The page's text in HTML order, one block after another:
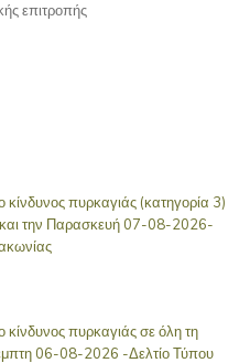
επιτροπής
κίνδυνος πυρκαγιάς (κατηγορία 3)
την Παρασκευή 07-08-2026-
κίνδυνος πυρκαγιάς σε όλη τη
06-08-2026 -Δελτίο Τύπου